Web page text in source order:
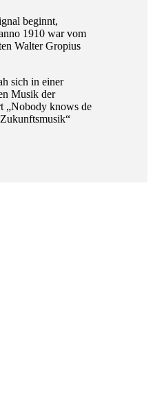
beginnt,
1910 war vom
Walter Gropius
sich in einer
Musik der
„Nobody knows de